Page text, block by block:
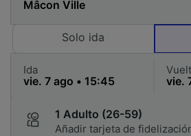
Solo ida
Ida
1 Adulto (26-59)
Añadir tarjeta de